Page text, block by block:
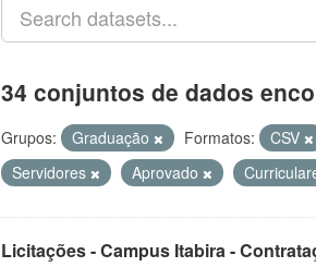
34 conjuntos de dados
Grupos: Graduação Formatos: CSV
Servidores
Aprovado
Licitações - Campus Itabira -